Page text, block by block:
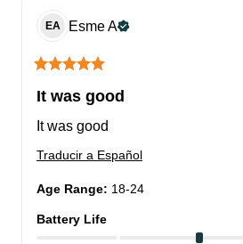
EA EsmeA
It was good
It was good
Traducir a Español
Age Range: 18-24
Battery Life